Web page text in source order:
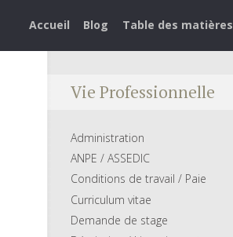
Accueil Blog Table des matières
Vie Professionnelle
Administration
ANPE / ASSEDIC
Conditions de travail / Paie
Curriculum vitae
Demande de stage